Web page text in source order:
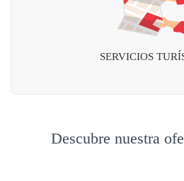
SERVICIOS
Descubre nuestra